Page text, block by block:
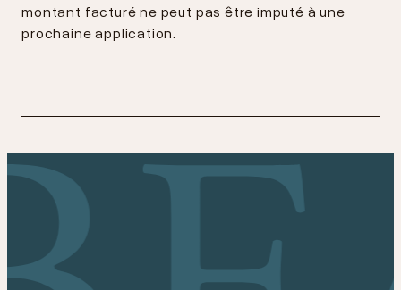
montant facturé ne peut pas être imputé à une
prochaine application.